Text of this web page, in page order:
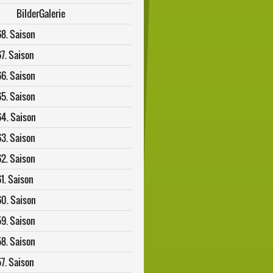
BilderGalerie
Saison
Saison
Saison
Saison
Saison
Saison
Saison
Saison
Saison
Saison
Saison
Saison